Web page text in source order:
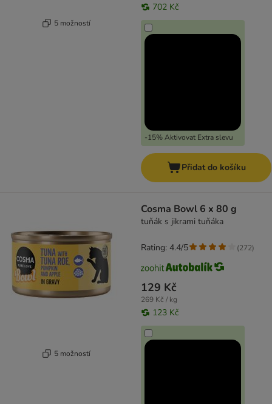
5 možností
702 Kč
-15% Aktivovat Extra slevu
Přidat do košíku
5 možností
Cosma Bowl 6 x 80 g
tuňák s jikrami tuňáka
129 Kč
269 Kč / kg
123 Kč
Rating: 4.4/5 (272)